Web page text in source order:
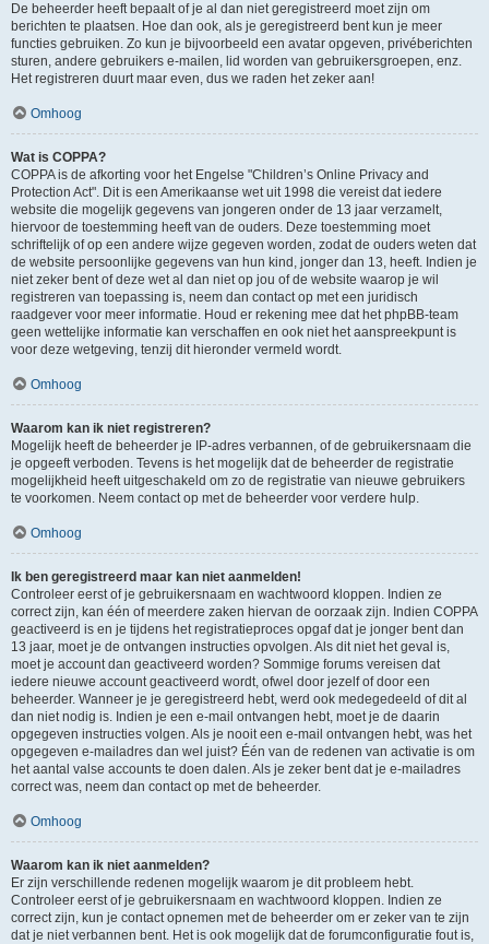
De beheerder heeft bepaalt of je al dan niet geregistreerd moet zijn om
berichten te plaatsen. Hoe dan ook, als je geregistreerd bent kun je meer
functies gebruiken. Zo kun je bijvoorbeeld een avatar opgeven, privéberichten
sturen, andere gebruikers e-mailen, lid worden van gebruikersgroepen, enz.
Het registreren duurt maar even, dus we raden het zeker aan!
Omhoog
Wat is COPPA?
COPPA is de afkorting voor het Engelse "Children’s Online Privacy and
Protection Act". Dit is een Amerikaanse wet uit 1998 die vereist dat iedere
website die mogelijk gegevens van jongeren onder de 13 jaar verzamelt,
hiervoor de toestemming heeft van de ouders. Deze toestemming moet
schriftelijk of op een andere wijze gegeven worden, zodat de ouders weten dat
de website persoonlijke gegevens van hun kind, jonger dan 13, heeft. Indien je
niet zeker bent of deze wet al dan niet op jou of de website waarop je wil
registreren van toepassing is, neem dan contact op met een juridisch
raadgever voor meer informatie. Houd er rekening mee dat het phpBB-team
geen wettelijke informatie kan verschaffen en ook niet het aanspreekpunt is
voor deze wetgeving, tenzij dit hieronder vermeld wordt.
Omhoog
Waarom kan ik niet registreren?
Mogelijk heeft de beheerder je IP-adres verbannen, of de gebruikersnaam die
je opgeeft verboden. Tevens is het mogelijk dat de beheerder de registratie
mogelijkheid heeft uitgeschakeld om zo de registratie van nieuwe gebruikers
te voorkomen. Neem contact op met de beheerder voor verdere hulp.
Omhoog
Ik ben geregistreerd maar kan niet aanmelden!
Controleer eerst of je gebruikersnaam en wachtwoord kloppen. Indien ze
correct zijn, kan één of meerdere zaken hiervan de oorzaak zijn. Indien COPPA
geactiveerd is en je tijdens het registratieproces opgaf dat je jonger bent dan
13 jaar, moet je de ontvangen instructies opvolgen. Als dit niet het geval is,
moet je account dan geactiveerd worden? Sommige forums vereisen dat
iedere nieuwe account geactiveerd wordt, ofwel door jezelf of door een
beheerder. Wanneer je je geregistreerd hebt, werd ook medegedeeld of dit al
dan niet nodig is. Indien je een e-mail ontvangen hebt, moet je de daarin
opgegeven instructies volgen. Als je nooit een e-mail ontvangen hebt, was het
opgegeven e-mailadres dan wel juist? Één van de redenen van activatie is om
het aantal valse accounts te doen dalen. Als je zeker bent dat je e-mailadres
correct was, neem dan contact op met de beheerder.
Omhoog
Waarom kan ik niet aanmelden?
Er zijn verschillende redenen mogelijk waarom je dit probleem hebt.
Controleer eerst of je gebruikersnaam en wachtwoord kloppen. Indien ze
correct zijn, kun je contact opnemen met de beheerder om er zeker van te zijn
dat je niet verbannen bent. Het is ook mogelijk dat de forumconfiguratie fout is,